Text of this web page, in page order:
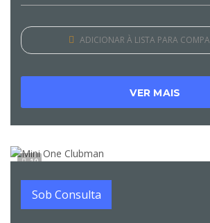
ADICIONAR À LISTA PARA
VER MAIS
10
Sob Consulta